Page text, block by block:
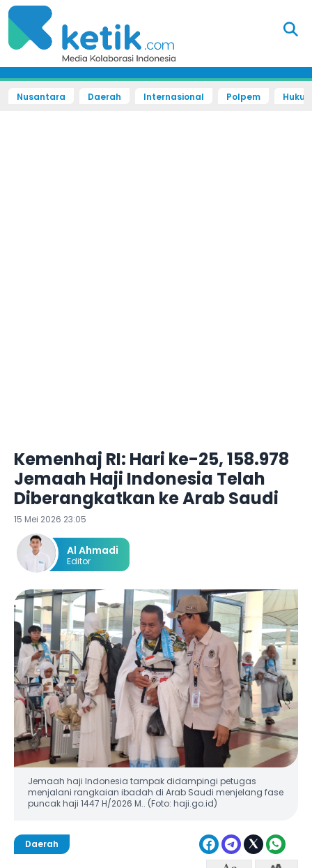
Nusantara Daerah Internasional Polpem
Kemenhaj RI: Hari ke-25, 158.978
Jemaah Haji Indonesia Telah
Diberangkatkan ke Arab Saudi
15 Mei 2026 23:05
Al Ahmadi
Editor
Jemaah haji Indonesia tampak didampingi petugas
menjalani rangkaian ibadah di Arab Saudi menjelang fase
puncak haji 1447 H/2026 M.. (Foto: haji.go.id)
Daerah